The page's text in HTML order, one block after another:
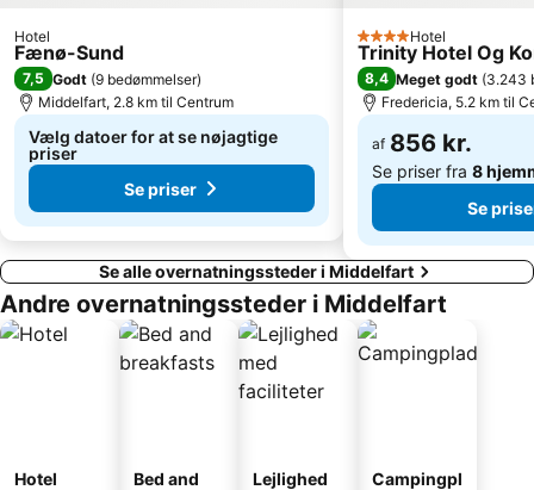
Hotel
Fænø-Sund
7,5 Godt (9 bedømmelser)
Middelfart, 2.8 km til Centrum
Vælg datoer for at se nøjagtige
priser
Se priser
4 Stjerner
Hotel
Trinity Hotel Og
8,4 Meget godt (3.243
Fredericia, 5.2 km til
af 856 kr.
Se priser fra 8
Se
Se alle overnatningssteder i Middelfart
Andre overnatningssteder i Middelfart
Hotel
Bed and
Lejlighed
Campingpl